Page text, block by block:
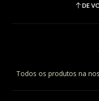
DE
Todos os produtos na